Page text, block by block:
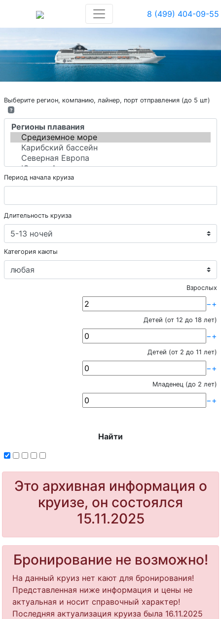
8 (499) 404-09-55
Выберите регион, компанию, лайнер, порт отправления (до 5 шт)
?
Период начала круиза
Длительность круиза
Категория каюты
Взрослых
−+
Детей (от 12 до 18 лет)
−+
Детей (от 2 до 11 лет)
−+
Младенец (до 2 лет)
−+
Найти
Это архивная информация о
круизе, он состоялся
15.11.2025
Бронирование не возможно!
На данный круиз нет кают для бронирования!
Представленная ниже информация и цены не
актуальная и носит справочный характер!
Последняя актуализация круиза была 16.11.2025